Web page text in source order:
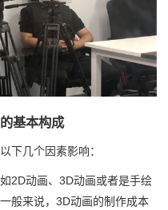
基本构成
下几个因素影响：
2D动画、3D动画或者是手绘
般来说，3D动画的制作成本